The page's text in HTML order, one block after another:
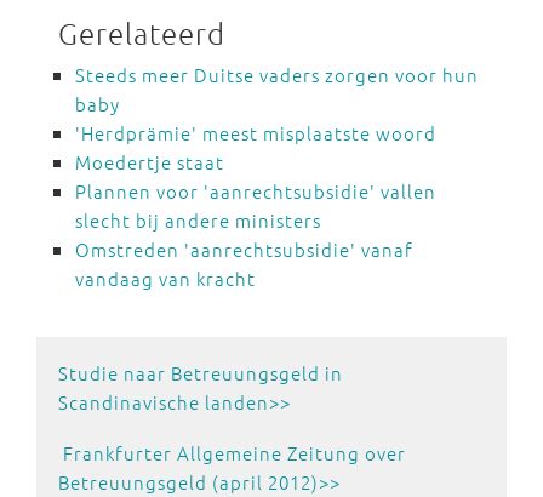
Gerelateerd
Steeds meer Duitse vaders zorgen voor hun
baby
'Herdprämie' meest misplaatste woord
Moedertje staat
Plannen voor 'aanrechtsubsidie' vallen
slecht bij andere ministers
Omstreden 'aanrechtsubsidie' vanaf
vandaag van kracht
Studie naar Betreuungsgeld in
Scandinavische landen>>
Frankfurter Allgemeine Zeitung over
Betreuungsgeld (april 2012)>>